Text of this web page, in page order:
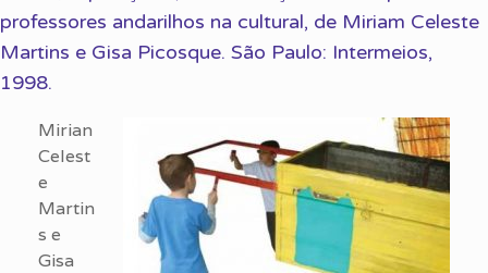
professores andarilhos na cultural, de Miriam Celeste
Martins e Gisa Picosque. São Paulo: Intermeios,
1998.
Mirian
Celest
e
Martin
s e
Gisa